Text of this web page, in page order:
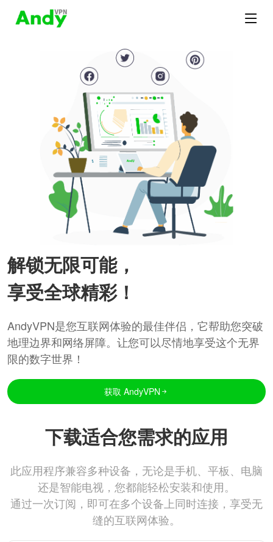
解锁无限可能，
享受全球精彩！
AndyVPN是您互联网体验的最佳伴侣，它帮助您突破
地理边界和网络屏障。让您可以尽情地享受这个无界
限的数字世界！
获取 AndyVPN
下载适合您需求的应用
此应用程序兼容多种设备，无论是手机、平板、电脑
还是智能电视，您都能轻松安装和使用。
通过一次订阅，即可在多个设备上同时连接，享受无
缝的互联网体验。